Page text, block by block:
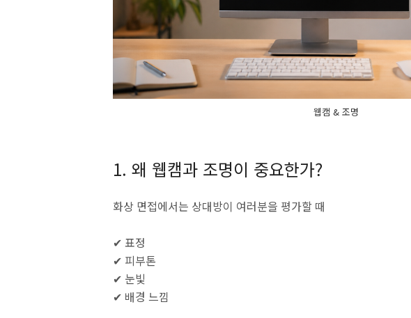
웹캠 & 조명
1. 왜 웹캠과 조명이 중요한가?
화상 면접에서는 상대방이 여러분을 평가할 때
✔ 표정
✔ 피부톤
✔ 눈빛
✔ 배경 느낌